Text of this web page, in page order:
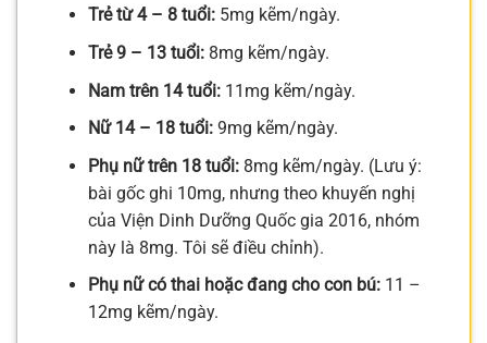
Trẻ từ 4 – 8 tuổi:5mg kẽm/ngày.
Trẻ 9 – 13 tuổi:8mg kẽm/ngày.
Nam trên 14 tuổi:11mg kẽm/ngày.
Nữ 14 – 18 tuổi:9mg kẽm/ngày.
Phụ nữ trên 18 tuổi:8mg kẽm/ngày. (Lưu ý:
bài gốc ghi 10mg, nhưng theo khuyến nghị
của Viện Dinh Dưỡng Quốc gia 2016, nhóm
này là 8mg. Tôi sẽ điều chỉnh).
Phụ nữ có thai hoặc đang cho con bú:11 –
12mg kẽm/ngày.